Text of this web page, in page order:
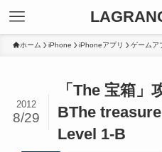
ホーム iPhone iPhoneアプリ ゲームア
「The 宝箱
BThe
Level 1-B
2012
8/29